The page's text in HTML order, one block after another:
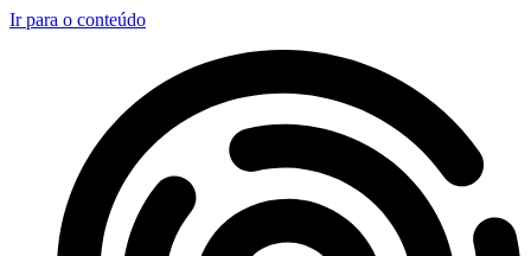
Ir para o conteúdo